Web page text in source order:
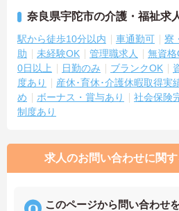
奈良県宇陀市の介護・福祉求
駅から徒歩10分以内 車通勤可 寮
助
未経験OK 管理職求人 無資格
0日以上
日勤のみ ブランクOK
度あり
産休･育休･介護休暇取得実
め
ボーナス・賞与あり 社会保険
制度あり
求人のお問い合わせに関
このページから問い合わせ